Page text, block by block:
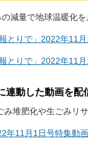
減量で地球温暖化を
報とりで」2022年11
報とりで」2022年11
連動した動画を配
み堆肥化や生ごみリ
年11月1日号特集動